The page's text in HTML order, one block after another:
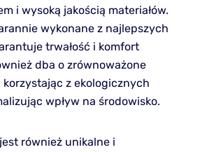
i wysoką jakością materiałów.
wykonane z najlepszych
trwałość i komfort
dba o zrównoważone
z ekologicznych
wpływ na środowisko.
również unikalne i